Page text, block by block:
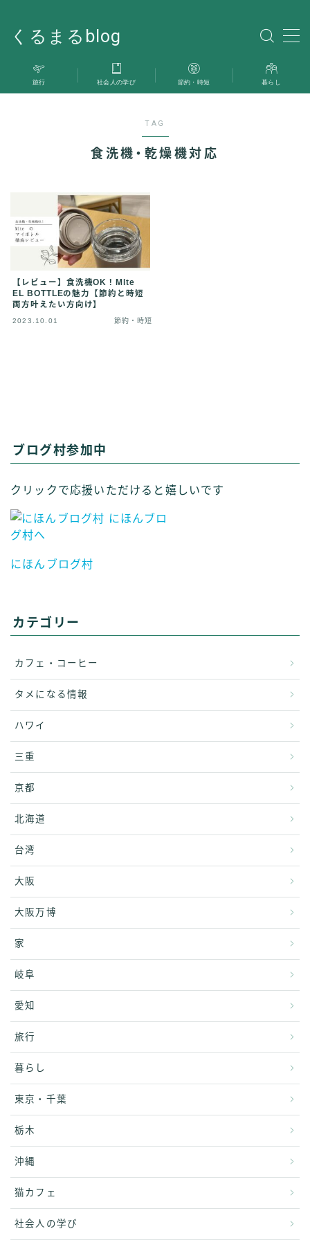
くるまるblog
MENU
旅行
お問い合わせ
旅行 社会人の学び 節約・時短 暮らし
TAG
食洗機・乾燥機対応
【レビュー】食洗機OK！Mlte
EL BOTTLEの魅力【節約と時短
両方叶えたい方向け】
2023.10.01 節約・時短
ブログ村参加中
クリックで応援いただけると嬉しいです
にほんブログ村
カテゴリー
カフェ・コーヒー
タメになる情報
ハワイ
三重
京都
北海道
台湾
大阪
大阪万博
家
岐阜
愛知
旅行
暮らし
東京・千葉
栃木
沖縄
猫カフェ
社会人の学び